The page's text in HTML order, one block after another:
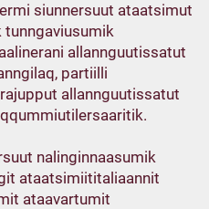
siunnersuut ataatsimut
tunngaviusumik
allannguutissatut
partiilli
allannguutissatut
nalinginnaasumik
ataatsimiititaliaannit
ataavartumit